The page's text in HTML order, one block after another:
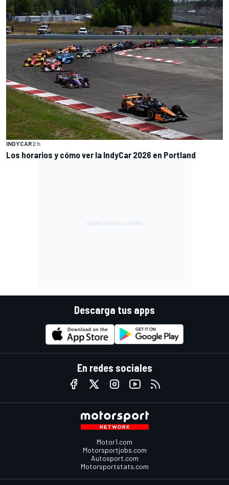
INDYCAR2 h
Los horarios y cómo ver la IndyCar 2026 en Portland
Descarga tus apps
En redes sociales
Motor1.com
Motorsportjobs.com
Autosport.com
Motorsportstats.com